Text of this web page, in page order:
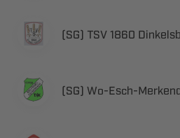
  
